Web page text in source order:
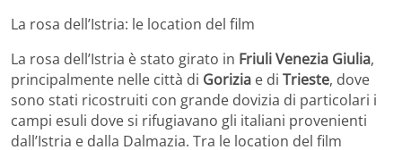
La rosa dell’Istria: le location del film
La rosa dell’Istria è stato girato in Friuli Venezia Giulia,
principalmente nelle città di Gorizia e di Trieste, dove
sono stati ricostruiti con grande dovizia di particolari i
campi esuli dove si rifugiavano gli italiani provenienti
dall’Istria e dalla Dalmazia. Tra le location del film